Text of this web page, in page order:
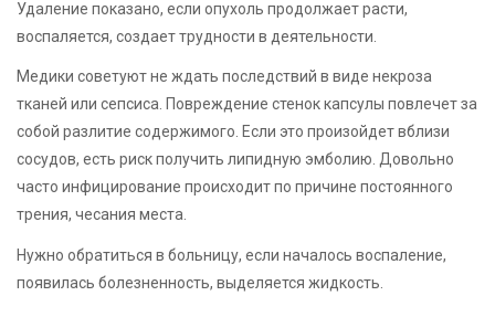
Удаление показано, если опухоль продолжает расти,
воспаляется, создает трудности в деятельности.
Медики советуют не ждать последствий в виде некроза
тканей или сепсиса. Повреждение стенок капсулы повлечет за
собой разлитие содержимого. Если это произойдет вблизи
сосудов, есть риск получить липидную эмболию. Довольно
часто инфицирование происходит по причине постоянного
трения, чесания места.
Нужно обратиться в больницу, если началось воспаление,
появилась болезненность, выделяется жидкость.